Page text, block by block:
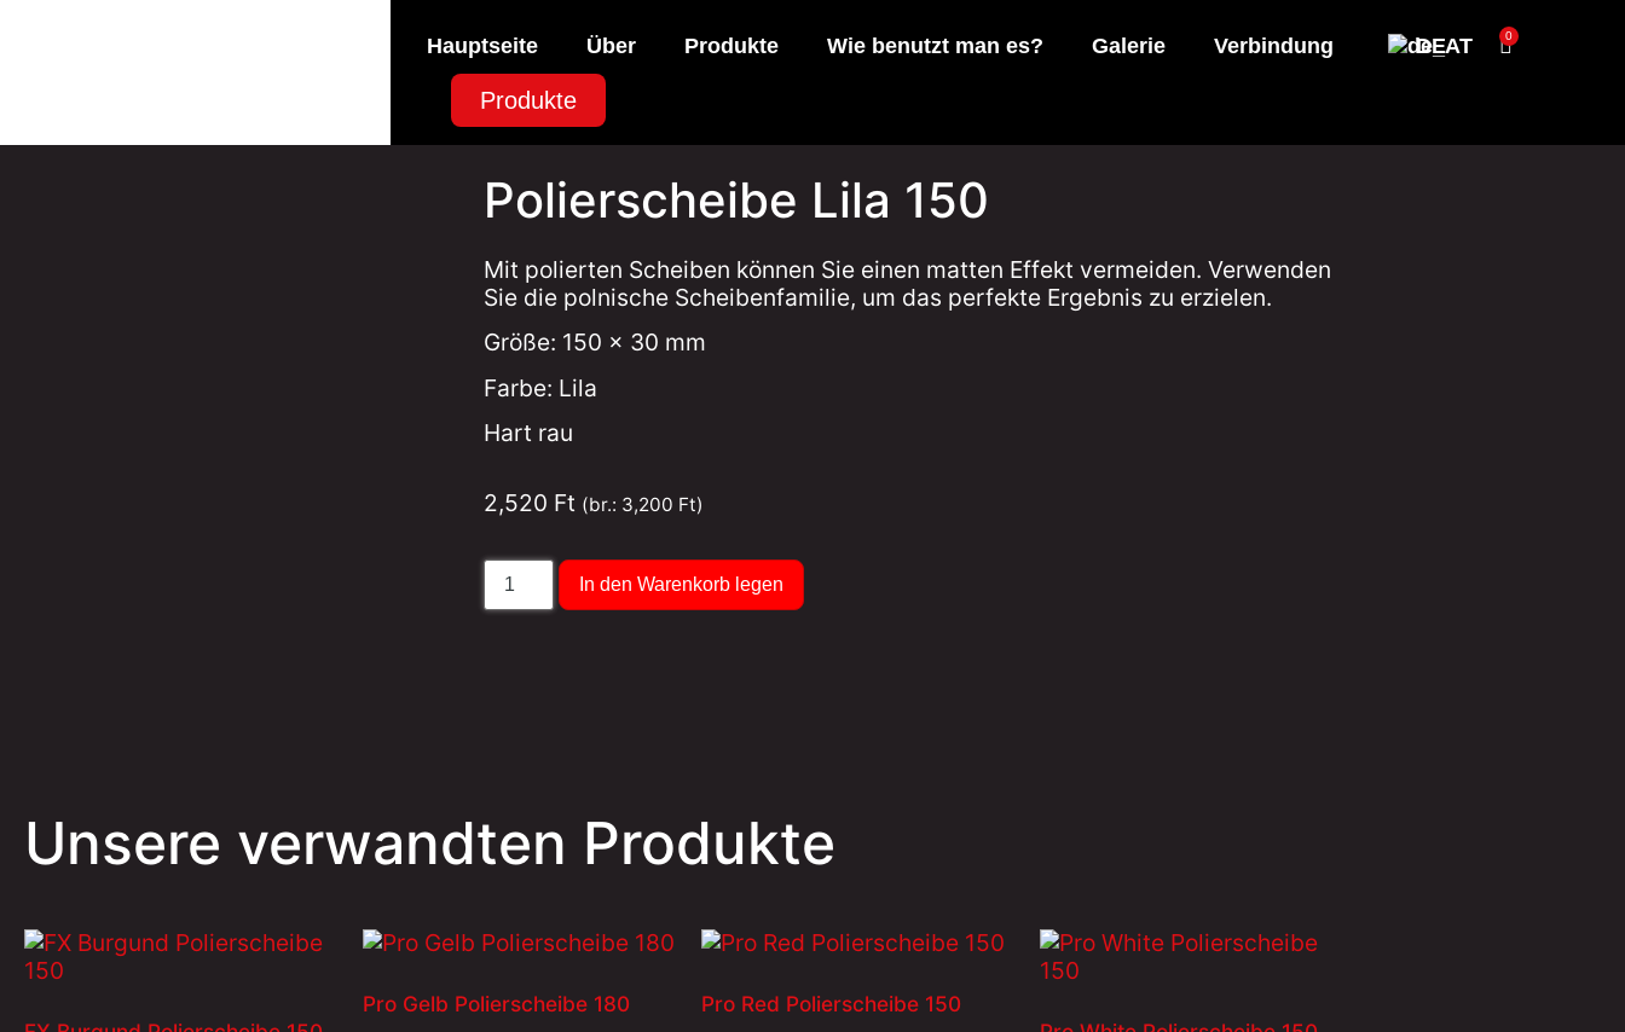
Hauptseite Über Produkte Wie benutzt man es? Galerie Verbindung DE 0
Produkte
Polierscheibe Lila 150
Mit polierten Scheiben können Sie einen matten Effekt vermeiden. Verwenden
Sie die polnische Scheibenfamilie, um das perfekte Ergebnis zu erzielen.
Größe: 150 x 30 mm
Farbe: Lila
Hart rau
2,520 Ft (br.: 3,200 Ft)
In den Warenkorb legen
Unsere verwandten Produkte
Pro Gelb Polierscheibe 180 Pro Red Polierscheibe 150